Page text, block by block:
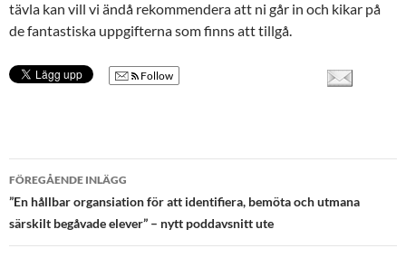
tävla kan vill vi ändå rekommendera att ni går in och kikar på
de fantastiska uppgifterna som finns att tillgå.
Follow
Inläggsnavigering
FÖREGÅENDE INLÄGG
”En hållbar organsiation för att identifiera, bemöta och utmana
särskilt begåvade elever” – nytt poddavsnitt ute